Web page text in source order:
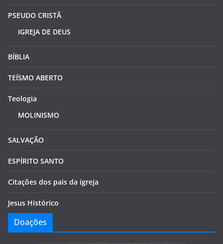
PSEUDO CRISTÃ
IGREJA DE DEUS
BÍBLIA
TEÍSMO ABERTO
Teologia
MOLINISMO
SALVAÇÃO
ESPÍRITO SANTO
Citações dos pais da igreja
Jesus Histórico
Doações